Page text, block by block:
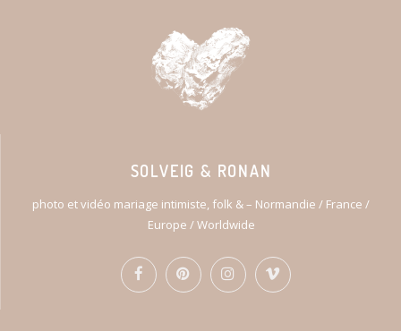
SOLVEIG & RONAN
photo et vidéo mariage intimiste, folk & – Normandie / France /
Europe / Worldwide